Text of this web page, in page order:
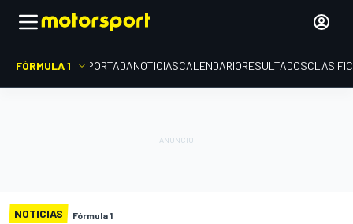
FÓRMULA 1 PORTADANOTICIASCALENDARIORESULTADOS
NOTICIAS Fórmula 1